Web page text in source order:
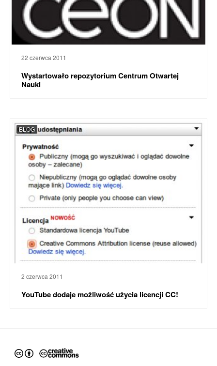
22 czerwca 2011
Wystartowało repozytorium Centrum Otwartej
Nauki
BLOG
2 czerwca 2011
YouTube dodaje możliwość użycia licencji CC!